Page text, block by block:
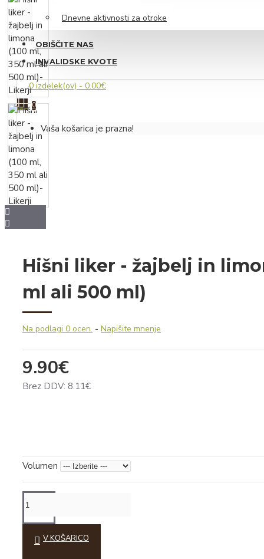
Mesnine
Iz zeliščarske zakladnice
Čaji
Zeliščni izvlečki z medom
Sadni sokovi
Zeliščni sokovi
Liofilizirane juhe
Rokodelski izdelki
Slike
Svečke, voski in izparilniki
Dnevne aktivnosti za otroke
OBIŠČITE NAS
INVALIDSKE KVOTE
0 izdelek(ov) - 0.00€
0
Vaša košarica je prazna!
Hišni liker - žajbelj in
ml ali 500 ml)
Na podlagi 0 ocen. - Napišite mnenje
9.90€
Brez DDV: 8.11€
Volumen
V KOŠARICO